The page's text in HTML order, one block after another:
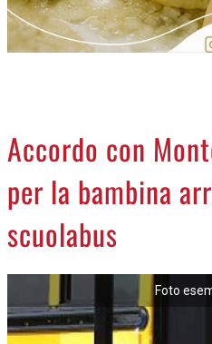
Accordo con
per la bambina
scuolabus
Foto